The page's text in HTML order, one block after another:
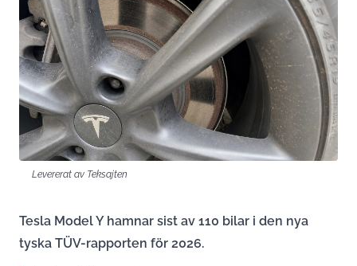
Levererat av Teksajten
Tesla Model Y hamnar sist av 110 bilar i den nya
tyska TÜV-rapporten för 2026.